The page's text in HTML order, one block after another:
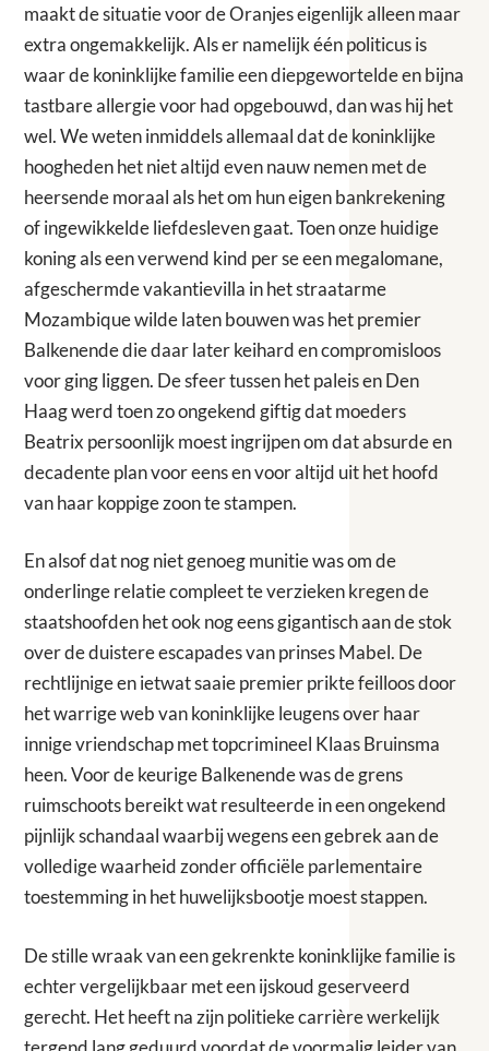
maakt de situatie voor de Oranjes eigenlijk alleen maar
extra ongemakkelijk. Als er namelijk één politicus is
waar de koninklijke familie een diepgewortelde en bijna
tastbare allergie voor had opgebouwd, dan was hij het
wel. We weten inmiddels allemaal dat de koninklijke
hoogheden het niet altijd even nauw nemen met de
heersende moraal als het om hun eigen bankrekening
of ingewikkelde liefdesleven gaat. Toen onze huidige
koning als een verwend kind per se een megalomane,
afgeschermde vakantievilla in het straatarme
Mozambique wilde laten bouwen was het premier
Balkenende die daar later keihard en compromisloos
voor ging liggen. De sfeer tussen het paleis en Den
Haag werd toen zo ongekend giftig dat moeders
Beatrix persoonlijk moest ingrijpen om dat absurde en
decadente plan voor eens en voor altijd uit het hoofd
van haar koppige zoon te stampen.
En alsof dat nog niet genoeg munitie was om de
onderlinge relatie compleet te verzieken kregen de
staatshoofden het ook nog eens gigantisch aan de stok
over de duistere escapades van prinses Mabel. De
rechtlijnige en ietwat saaie premier prikte feilloos door
het warrige web van koninklijke leugens over haar
innige vriendschap met topcrimineel Klaas Bruinsma
heen. Voor de keurige Balkenende was de grens
ruimschoots bereikt wat resulteerde in een ongekend
pijnlijk schandaal waarbij wegens een gebrek aan de
volledige waarheid zonder officiële parlementaire
toestemming in het huwelijksbootje moest stappen.
De stille wraak van een gekrenkte koninklijke familie is
echter vergelijkbaar met een ijskoud geserveerd
gerecht. Het heeft na zijn politieke carrière werkelijk